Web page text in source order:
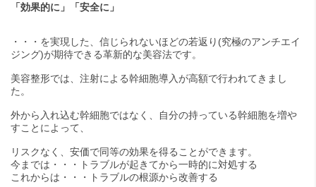
「効果的に」「安全に」
・・・を実現した、信じられないほどの若返り(究極のアンチエイ
ジング)が期待できる革新的な美容法です。
美容整形では、注射による幹細胞導入が高額で行われてきまし
た。
外から入れ込む幹細胞ではなく、自分の持っている幹細胞を増や
すことによって、
リスクなく、安価で同等の効果を得ることができます。
今までは・・・トラブルが起きてから一時的に対処する
これからは・・・トラブルの根源から改善する